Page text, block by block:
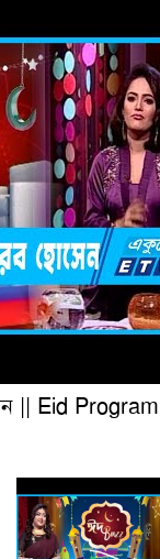
|| Eid Program